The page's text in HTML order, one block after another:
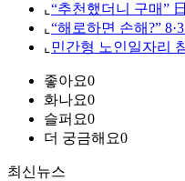
⌞ “추천했더니 구매”
⌞ “해로하면 손해?”
⌞ 민간형 노인일자리
좋아요0
화나요0
슬퍼요0
더 궁금해요0
최신뉴스